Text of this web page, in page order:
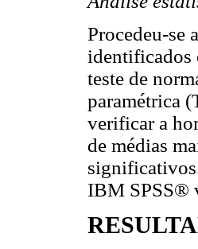
Procedeu-se
identificados
teste de
paramétrica
verificar a
de médias
IBM SPSS®